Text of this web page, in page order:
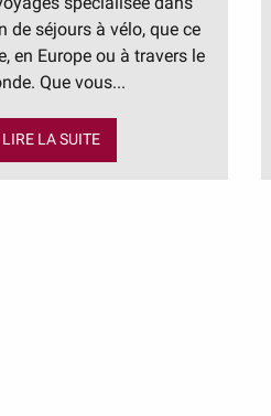
de séjours à vélo, que ce
en Europe ou à travers le
Que vous...
LIRE LA SUITE